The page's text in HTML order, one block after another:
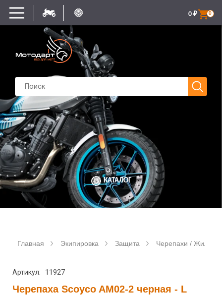
0
0 ₽
КАТАЛОГ
Главная Экипировка Защита Черепахи / Жилеты
Артикул: 11927
Черепаха Scoyco AM02-2 черная - L